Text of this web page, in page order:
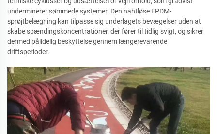
underminerer sømmede systemer. Den nahtløse EPDM-
sprøjtbelægning kan tilpasse sig underlagets bevægelser uden at
skabe spændingskoncentrationer, der fører til tidlig svigt, og sikrer
dermed pålidelig beskyttelse gennem længerevarende
driftsperioder.